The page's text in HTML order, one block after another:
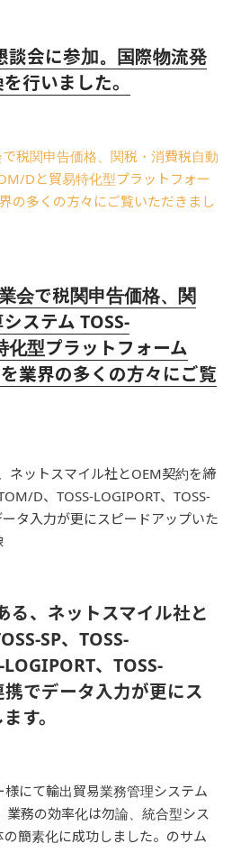
談会に参加。国際物流発
行いました。
会で税関申告価格、関
ステム TOSS-
化型プラットフォーム
業界の多くの方々にご覧
る、ネットスマイル社と
SP、TOSS-
、TOSS-
でデータ入力が更にス
す。